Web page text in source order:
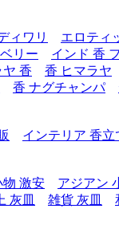
ィワリ エロティ
リー インド 香
ヤ 香 香 ヒマラヤ
香 ナグチャンパ
インテリア 香立
物 激安 アジアン
灰皿 雑貨 灰皿